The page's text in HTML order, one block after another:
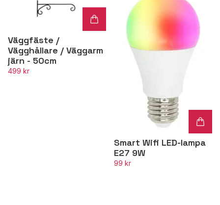
Väggfäste /
Vägghållare / Väggarm
järn - 50cm
499 kr
Smart Wifi LED-lampa
E27 9W
99 kr